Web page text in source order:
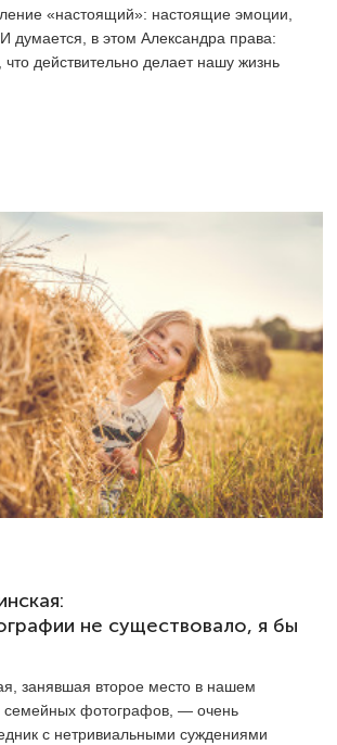
«настоящий»: настоящие эмоции,
думается, в этом Александра права:
действительно делает нашу жизнь
не существовало, я бы
занявшая второе место в нашем
семейных фотографов, — очень
с нетривиальными суждениями